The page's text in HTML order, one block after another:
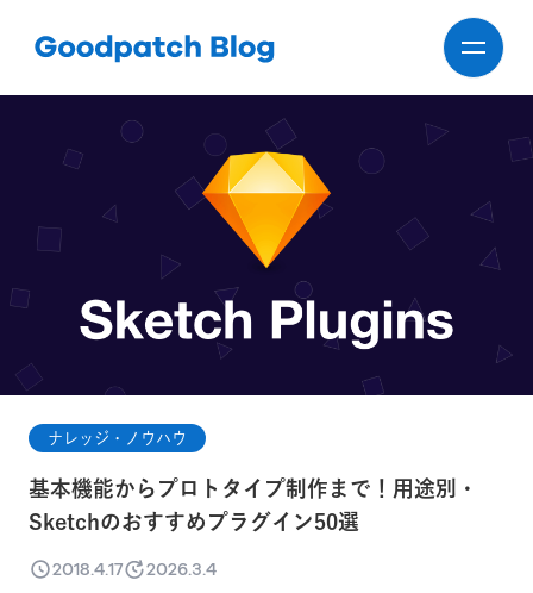
ナレッジ・ノウハウ
基本機能からプロトタイプ制作まで！用途別・
Sketchのおすすめプラグイン50選
2018.4.17 2026.3.4